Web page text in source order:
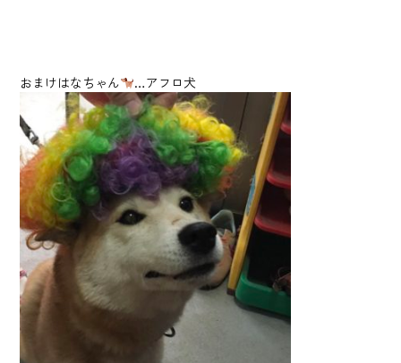
おまけはなちゃん …アフロ犬